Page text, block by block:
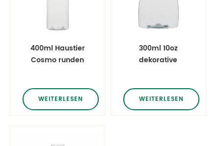
400ml Haustier
Cosmo runden
WEITERLESEN
300ml 10oz
dekorative
Flaschen
WEITERLESEN